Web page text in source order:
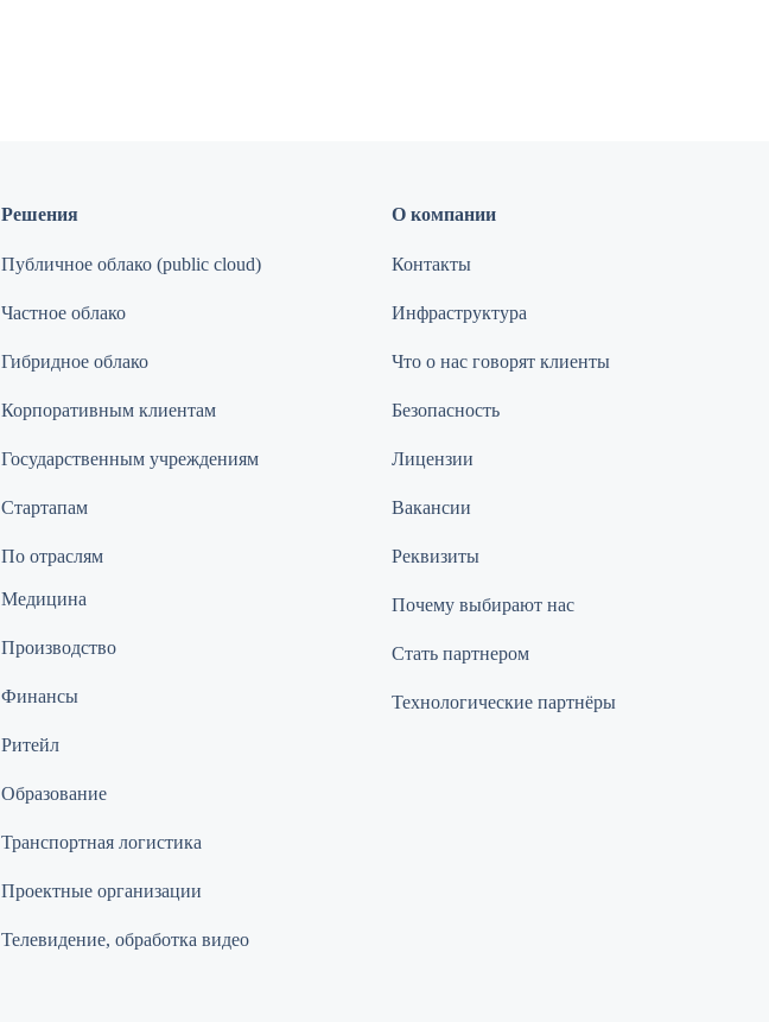
Решения
Публичное облако (public cloud)
Частное облако
Гибридное облако
Корпоративным клиентам
Государственным учреждениям
Стартапам
По отраслям
Медицина
Производство
Финансы
Ритейл
Образование
Транспортная логистика
Проектные организации
Телевидение, обработка видео
О компании
Контакты
Инфраструктура
Что о нас говорят клиенты
Безопасность
Лицензии
Вакансии
Реквизиты
Почему выбирают нас
Стать партнером
Технологические партнёры